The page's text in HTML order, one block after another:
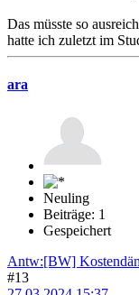
Das müsste so
hatte ich zuletzt im
ara
Neuling
Beiträge: 1
Gespeichert
Antw:[BW]
#13